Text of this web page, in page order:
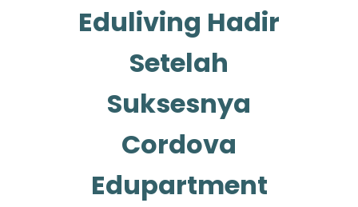
Eduliving Hadir
Setelah
Suksesnya
Cordova
Edupartment